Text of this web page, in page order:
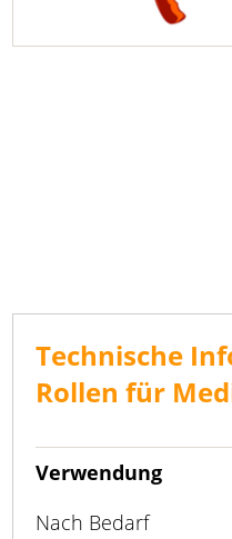
Technische
Rollen für
Verwendung
Nach Bedarf